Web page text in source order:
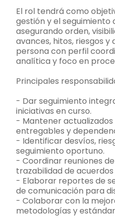
El rol tendrá como
gestión y el seguimiento
asegurando orden,
avances, hitos, riesgos y
persona con perfil
analítica y foco en
Principales
- Dar seguimiento
iniciativas en curso.
- Mantener
entregables y
- Identificar desvíos,
seguimiento oportuno.
- Coordinar reuniones
trazabilidad de acuerdos
- Elaborar reportes de
de comunicación para
- Colaborar con la
metodologías y